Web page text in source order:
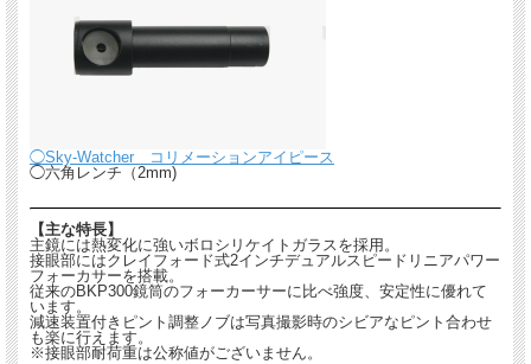
◯Sky-Watcher コリメーションアイピース
◯六角レンチ（2mm)
【主な特長】
主鏡には熱変化に強いボロシリケイトガラスを採用。
接眼部にはクレイフォード式2インチデュアルスピードリニアパワー
フォーカサーを搭載。
従来のBKP300鏡筒のフォーカーサーに比べ強度、安定性に優れて
います。
減速装置付きピント調整ノブは写真撮影時のシビアなピント合わせ
も楽に行えます。
※接眼部耐荷重は公称値がございません。